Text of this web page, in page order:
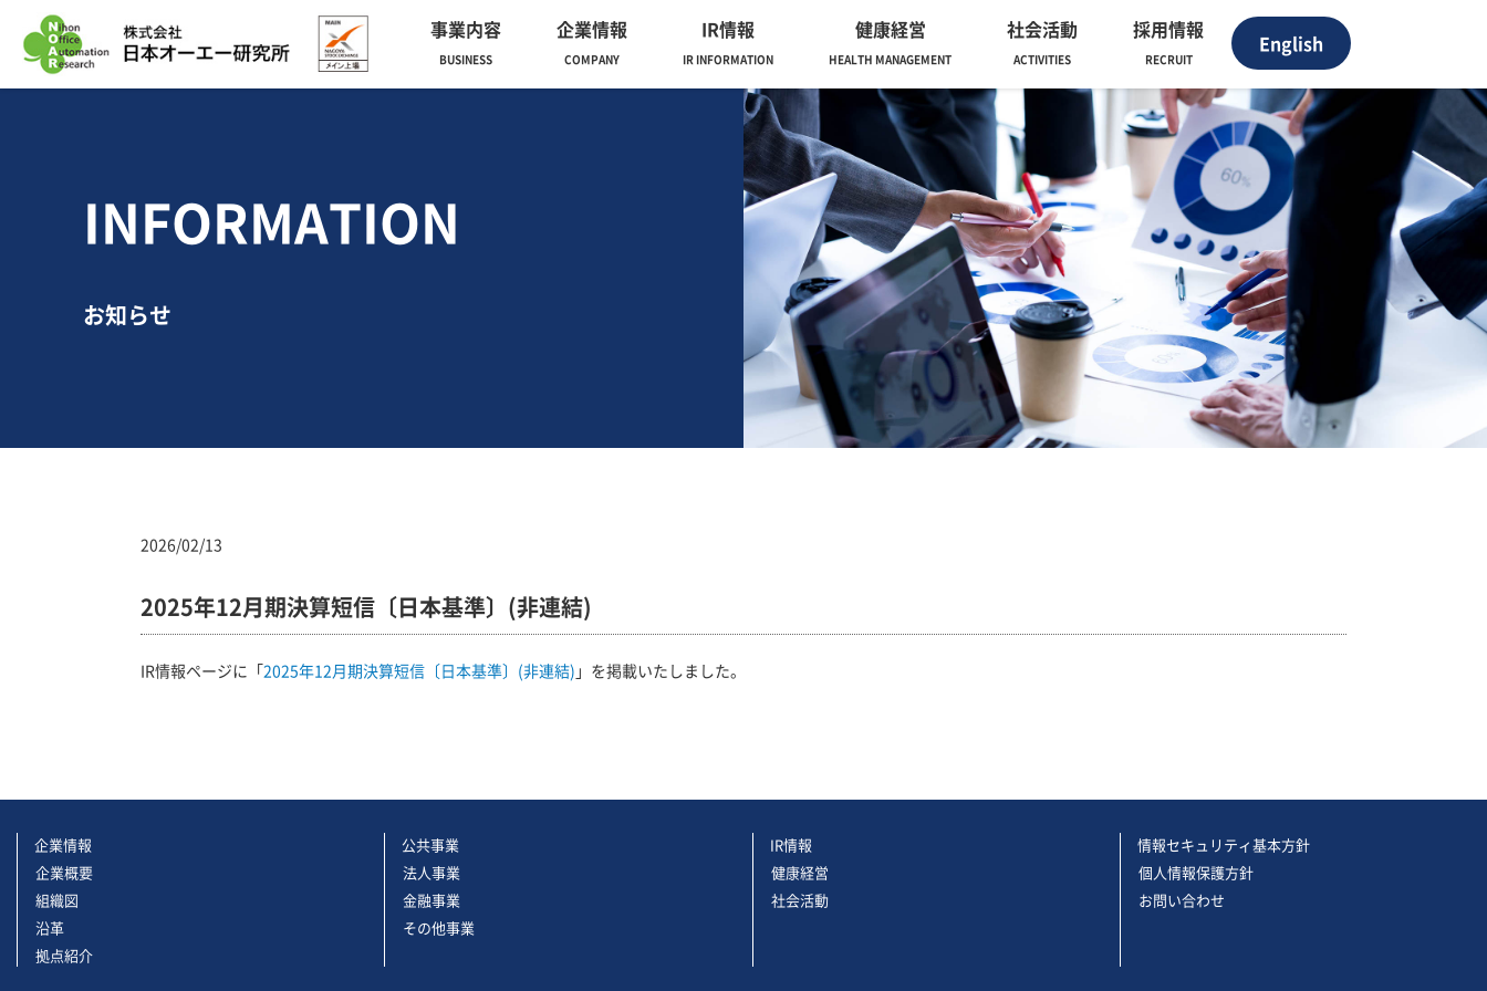
事業内容
BUSINESS
企業情報
COMPANY
IR情報
IR INFORMATION
健康経営
HEALTH MANAGEMENT
社会活動
ACTIVITIES
採用情報
RECRUIT
English
INFORMATION
お知らせ
2026/02/13
2025年12月期決算短信〔日本基準〕(非連結)
IR情報ページに「2025年12月期決算短信〔日本基準〕(非連結) 」を掲載いたしました。
企業情報
企業概要
組織図
沿革
拠点紹介
公共事業
法人事業
金融事業
その他事業
IR情報
健康経営
社会活動
情報セキュリティ基本方針
個人情報保護方針
お問い合わせ